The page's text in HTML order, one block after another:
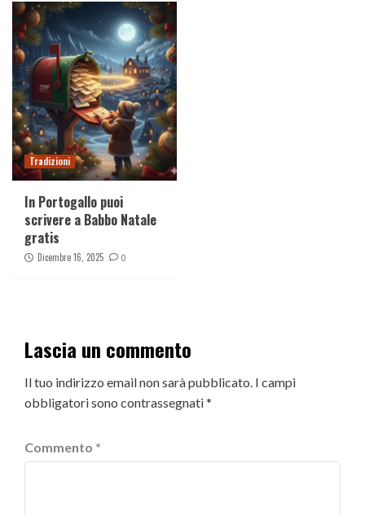
Tradizioni
In Portogallo puoi
scrivere a Babbo Natale
gratis
Dicembre 16, 2025 0
Lascia un commento
Il tuo indirizzo email non sarà pubblicato. I campi
obbligatori sono contrassegnati*
Commento *